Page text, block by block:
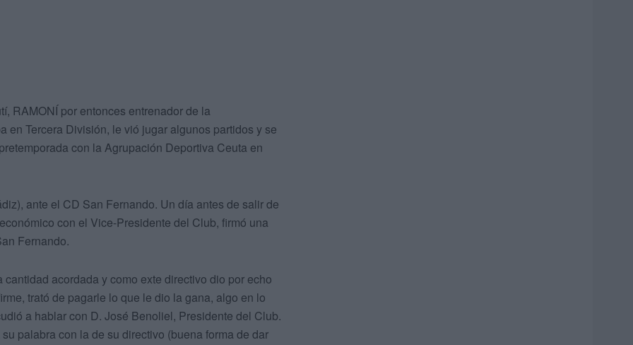
RAMONÍ por entonces entrenador de la
en Tercera División, le vió jugar algunos partidos y se
con la Agrupación Deportiva Ceuta en
ante el CD San Fernando. Un día antes de salir de
con el Vice-Presidente del Club, firmó una
Fernando.
acordada y como exte directivo dio por echo
trató de pagarle lo que le dio la gana, algo en lo
a hablar con D. José Benoliel, Presidente del Club.
palabra con la de su directivo (buena forma de dar